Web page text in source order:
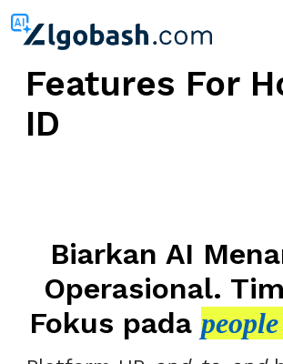
Features For
ID
Biarkan AI
Operasional.
Fokus pada